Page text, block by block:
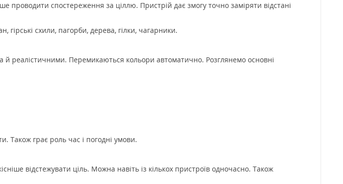
проводити спостереження за ціллю. Пристрій дає змогу точно заміряти відстані
схили, пагорби, дерева, гілки, чагарники.
й реалістичними. Перемикаються кольори автоматично. Розглянемо основні
Також грає роль час і погодні умови.
відстежувати ціль. Можна навіть із кількох пристроїв одночасно. Також